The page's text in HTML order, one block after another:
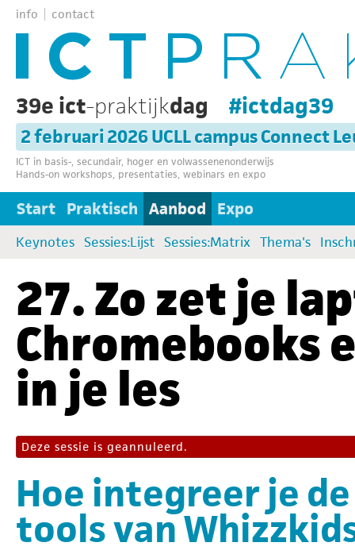
info contact
39e ict-praktijkdag #ictdag39
2 februari 2026 UCLL campus Connect
ICT in basis-, secundair, hoger en volwassenenonderwijs
Hands-on workshops, presentaties, webinars en expo
Start Praktisch Aanbod Expo
Keynotes Sessies:Lijst Sessies:Matrix Thema's
27. Zo zet je
Chromebooks
in je les
Deze sessie is geannuleerd.
Hoe integreer je
tools van